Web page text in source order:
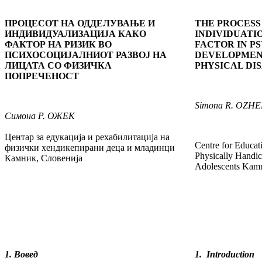
ПРОЦЕСОТ НА ОДДЕЛУВАЊЕ И
ИНДИВИДУАЛИЗАЦИЈА КАКО
ФАКТОР НА РИЗИК ВО
ПСИХОСОЦИЈАЛНИОТ РАЗВОЈ НА
ЛИЦАТА СО ФИЗИЧКА
ПОПРЕЧЕНОСТ
Симона Р. ОЖЕК
Центар за едукација и рехабилитација на
физички хендикепирани деца и младинци
Камник, Словенија
THE
FACTOR IN
PHYSICAL
Simona R.
Centre for
Physically
Adolescents
1. Вовед 1. Introduction